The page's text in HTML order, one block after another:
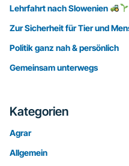
Lehrfahrt nach Slowenien
Zur Sicherheit für Tier und
Politik ganz nah & persönlich
Gemeinsam unterwegs
Kategorien
Agrar
Allgemein